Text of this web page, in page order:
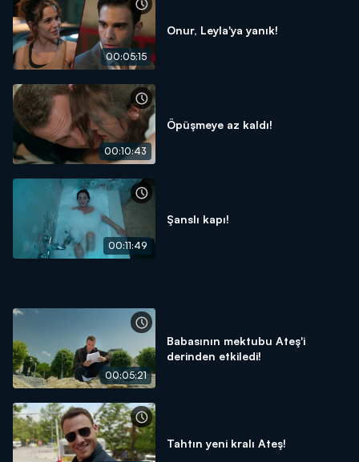
00:05:15
Onur, Leyla'ya yanık!
00:10:43
Öpüşmeye az kaldı!
00:11:49
Şanslı kapı!
00:05:21
Babasının mektubu Ateş'i
derinden etkiledi!
Tahtın yeni kralı Ateş!